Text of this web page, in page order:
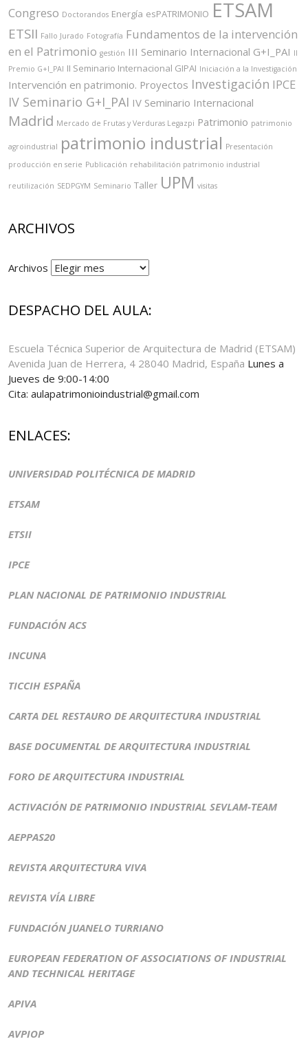
Congreso Doctorandos Energía esPATRIMONIO ETSAM
ETSII Fallo Jurado Fotografía Fundamentos de la intervención
en el Patrimonio gestión III Seminario Internacional G+I_PAI II
Premio G+I_PAI II Seminario Internacional GIPAI Iniciación a la Investigación
Intervención en patrimonio. Proyectos Investigación IPCE
IV Seminario G+I_PAI IV Seminario Internacional
Madrid Mercado de Frutas y Verduras Legazpi Patrimonio patrimonio
agroindustrial patrimonio industrial Presentación
producción en serie Publicación rehabilitación patrimonio industrial
reutilización SEDPGYM Seminario Taller UPM visitas
ARCHIVOS
Archivos
DESPACHO DEL AULA:
Escuela Técnica Superior de Arquitectura de Madrid (ETSAM)
Avenida Juan de Herrera, 4 28040 Madrid, España Lunes a
Jueves de 9:00-14:00
Cita: aulapatrimonioindustrial@gmail.com
ENLACES:
UNIVERSIDAD POLITÉCNICA DE MADRID
ETSAM
ETSII
IPCE
PLAN NACIONAL DE PATRIMONIO INDUSTRIAL
FUNDACIÓN ACS
INCUNA
TICCIH ESPAÑA
CARTA DEL RESTAURO DE ARQUITECTURA INDUSTRIAL
BASE DOCUMENTAL DE ARQUITECTURA INDUSTRIAL
FORO DE ARQUITECTURA INDUSTRIAL
ACTIVACIÓN DE PATRIMONIO INDUSTRIAL SEVLAM-TEAM
AEPPAS20
REVISTA ARQUITECTURA VIVA
REVISTA VÍA LIBRE
FUNDACIÓN JUANELO TURRIANO
EUROPEAN FEDERATION OF ASSOCIATIONS OF INDUSTRIAL
AND TECHNICAL HERITAGE
APIVA
AVPIOP